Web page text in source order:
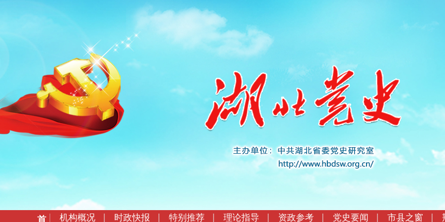
首 机构概况 时政快报 特别推荐 理论指导 资政参考 党史要闻 市县之窗